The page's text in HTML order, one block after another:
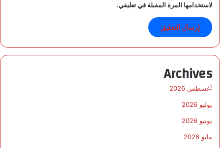
لاستخدامها المرة المقبلة في تعليقي.
Archives
أغسطس 2026
يوليو 2026
يونيو 2026
مايو 2026